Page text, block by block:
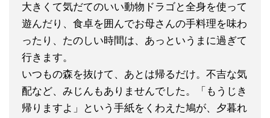
大きくて気だてのいい動物ドラゴと全身を使って
遊んだり、食卓を囲んでお母さんの手料理を味わ
ったり、たのしい時間は、あっというまに過ぎて
行きます。
いつもの森を抜けて、あとは帰るだけ。不吉な気
配など、みじんもありませんでした。「もうじき
帰りますよ」という手紙をくわえた鳩が、夕暮れ